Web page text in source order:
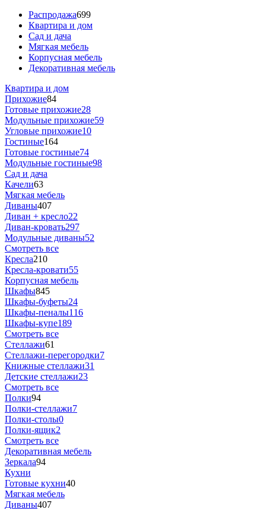
Распродажа699
Квартира и дом
Сад и дача
Мягкая мебель
Корпусная мебель
Декоративная мебель
Квартира и дом
Прихожие84
Готовые прихожие28
Модульные прихожие59
Угловые прихожие10
Гостиные164
Готовые гостиные74
Модульные гостиные98
Сад и дача
Качели63
Мягкая мебель
Диваны407
Диван + кресло22
Диван-кровать297
Модульные диваны52
Смотреть все
Кресла210
Кресла-кровати55
Корпусная мебель
Шкафы845
Шкафы-буфеты24
Шкафы-пеналы116
Шкафы-купе189
Смотреть все
Стеллажи61
Стеллажи-перегородки7
Книжные стеллажи31
Детские стеллажи23
Смотреть все
Полки94
Полки-стеллажи7
Полки-столы0
Полки-ящик2
Смотреть все
Декоративная мебель
Зеркала94
Кухни
Готовые кухни40
Мягкая мебель
Диваны407